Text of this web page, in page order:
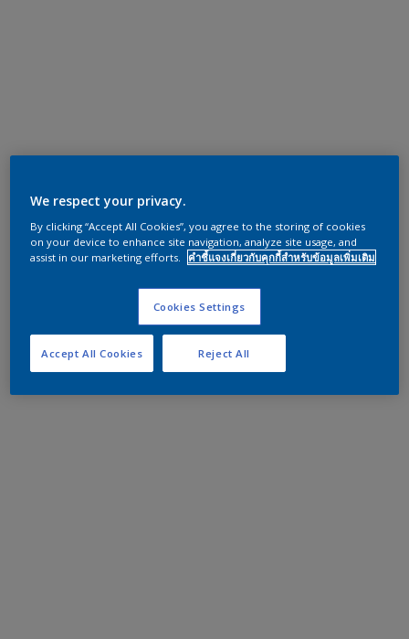
We respect your privacy.
By clicking “Accept All Cookies”, you agree to the storing of cookies
on your device to enhance site navigation, analyze site usage, and
assist in our marketing efforts.
คำชี้แจงเกี่ยวกับคุกกี้สำหรับข้อมูลเพิ่มเติม
Cookies Settings
Reject All
Accept All Cookies